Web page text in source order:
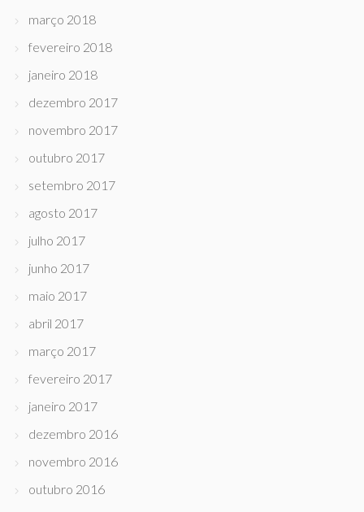
março 2018
fevereiro 2018
janeiro 2018
dezembro 2017
novembro 2017
outubro 2017
setembro 2017
agosto 2017
julho 2017
junho 2017
maio 2017
abril 2017
março 2017
fevereiro 2017
janeiro 2017
dezembro 2016
novembro 2016
outubro 2016